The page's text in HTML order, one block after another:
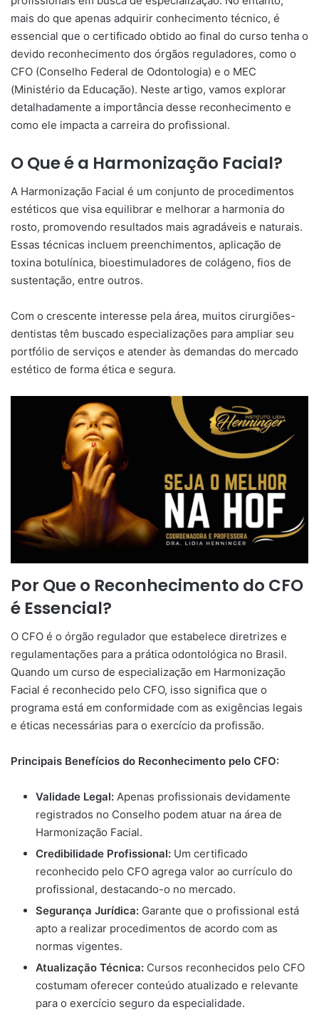
mais do que apenas adquirir conhecimento técnico, é
essencial que o certificado obtido ao final do curso tenha o
devido reconhecimento dos órgãos reguladores, como o
CFO (Conselho Federal de Odontologia) e o MEC
(Ministério da Educação). Neste artigo, vamos explorar
detalhadamente a importância desse reconhecimento e
como ele impacta a carreira do profissional.
O Que é a Harmonização Facial?
A Harmonização Facial é um conjunto de procedimentos
estéticos que visa equilibrar e melhorar a harmonia do
rosto, promovendo resultados mais agradáveis e naturais.
Essas técnicas incluem preenchimentos, aplicação de
toxina botulínica, bioestimuladores de colágeno, fios de
sustentação, entre outros.
Com o crescente interesse pela área, muitos cirurgiões-
dentistas têm buscado especializações para ampliar seu
portfólio de serviços e atender às demandas do mercado
estético de forma ética e segura.
Por Que o Reconhecimento do CFO
é Essencial?
O CFO é o órgão regulador que estabelece diretrizes e
regulamentações para a prática odontológica no Brasil.
Quando um curso de especialização em Harmonização
Facial é reconhecido pelo CFO, isso significa que o
programa está em conformidade com as exigências legais
e éticas necessárias para o exercício da profissão.
Principais Benefícios do Reconhecimento pelo CFO:
Validade Legal: Apenas profissionais devidamente
registrados no Conselho podem atuar na área de
Harmonização Facial.
Credibilidade Profissional: Um certificado
reconhecido pelo CFO agrega valor ao currículo do
profissional, destacando-o no mercado.
Segurança Jurídica: Garante que o profissional está
apto a realizar procedimentos de acordo com as
normas vigentes.
Atualização Técnica: Cursos reconhecidos pelo CFO
costumam oferecer conteúdo atualizado e relevante
para o exercício seguro da especialidade.